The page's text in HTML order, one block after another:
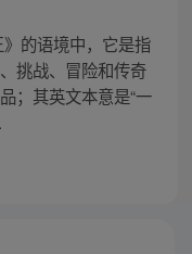
的语境中，它是指
挑战、冒险和传奇
；其英文本意是“一